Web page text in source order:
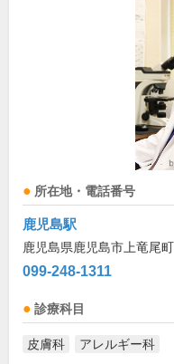
所在地・電話番号
鹿児島駅
鹿児島県鹿児島市上竜尾
099-248-1311
診療科目
皮膚科 アレルギー科